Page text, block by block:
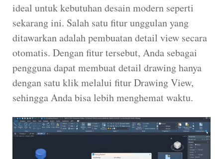
ideal untuk kebutuhan desain modern seperti
sekarang ini. Salah satu fitur unggulan yang
ditawarkan adalah pembuatan detail view secara
otomatis. Dengan fitur tersebut, Anda sebagai
pengguna dapat membuat detail drawing hanya
dengan satu klik melalui fitur Drawing View,
sehingga Anda bisa lebih menghemat waktu.